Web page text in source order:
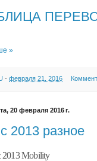
»
- февраля 21, 2016
20 февраля 2016 г.
2013 разное
2013 Mobility